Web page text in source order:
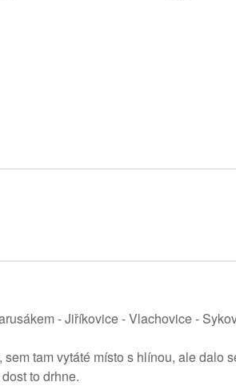
- Jiříkovice - Vlachovice -
tam vytáté místo s hlínou, ale dalo
to drhne.